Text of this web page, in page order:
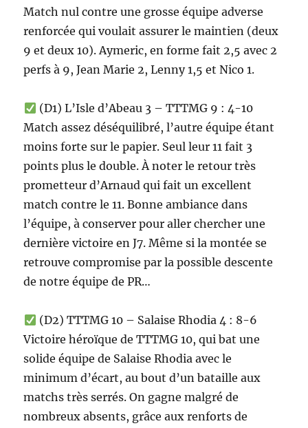
Match nul contre une grosse équipe adverse
renforcée qui voulait assurer le maintien (deux
9 et deux 10). Aymeric, en forme fait 2,5 avec 2
perfs à 9, Jean Marie 2, Lenny 1,5 et Nico 1.
(D1) L’Isle d’Abeau 3 – TTTMG 9 : 4-10
Match assez déséquilibré, l’autre équipe étant
moins forte sur le papier. Seul leur 11 fait 3
points plus le double. À noter le retour très
prometteur d’Arnaud qui fait un excellent
match contre le 11. Bonne ambiance dans
l’équipe, à conserver pour aller chercher une
dernière victoire en J7. Même si la montée se
retrouve compromise par la possible descente
de notre équipe de PR…
(D2) TTTMG 10 – Salaise Rhodia 4 : 8-6
Victoire héroïque de TTTMG 10, qui bat une
solide équipe de Salaise Rhodia avec le
minimum d’écart, au bout d’un bataille aux
matchs très serrés. On gagne malgré de
nombreux absents, grâce aux renforts de